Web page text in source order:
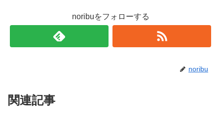
noribuをフォローする
noribu
関連記事